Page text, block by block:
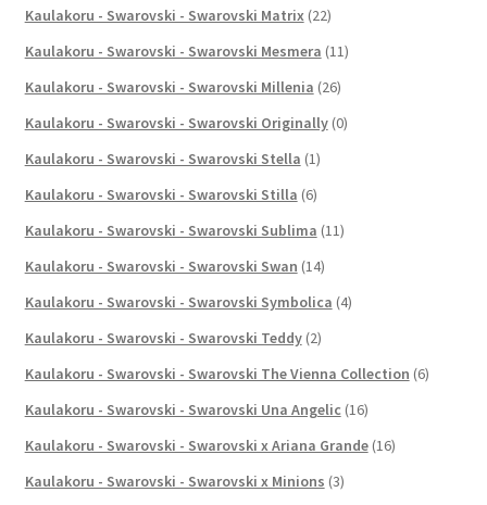
Kaulakoru - Swarovski - Swarovski Matrix (22)
Kaulakoru - Swarovski - Swarovski Mesmera (11)
Kaulakoru - Swarovski - Swarovski Millenia (26)
Kaulakoru - Swarovski - Swarovski Originally (0)
Kaulakoru - Swarovski - Swarovski Stella (1)
Kaulakoru - Swarovski - Swarovski Stilla (6)
Kaulakoru - Swarovski - Swarovski Sublima (11)
Kaulakoru - Swarovski - Swarovski Swan (14)
Kaulakoru - Swarovski - Swarovski Symbolica (4)
Kaulakoru - Swarovski - Swarovski Teddy (2)
Kaulakoru - Swarovski - Swarovski The Vienna Collection (6)
Kaulakoru - Swarovski - Swarovski Una Angelic (16)
Kaulakoru - Swarovski - Swarovski x Ariana Grande (16)
Kaulakoru - Swarovski - Swarovski x Minions (3)